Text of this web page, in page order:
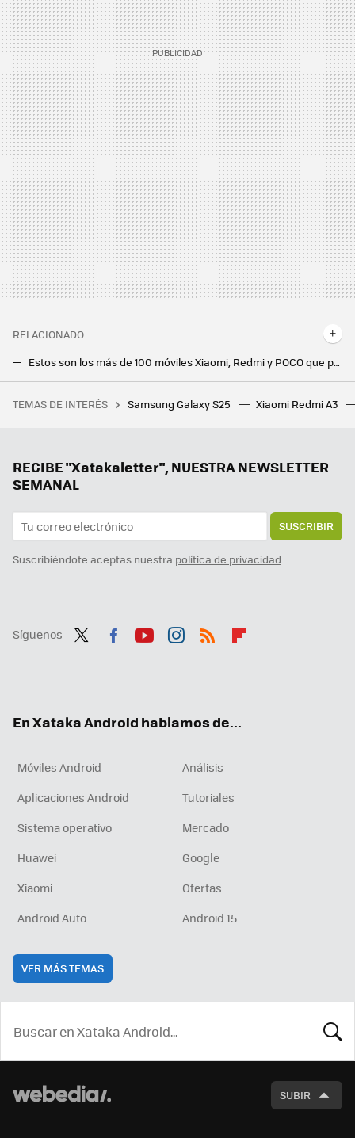
RELACIONADO
One UI 6 no llegará a todos los móviles Samsung que creíamos: el Galaxy S20 y otros modelos se quedan sin Android 14
28 autoras para informarse y reflexionar sobre videojuegos
TEMAS DE INTERÉS Samsung Galaxy S25 Xiaomi Redmi A3
RECIBE "Xatakaletter", NUESTRA NEWSLETTER
SEMANAL
SUSCRIBIR
Suscribiéndote aceptas nuestra política de privacidad
Síguenos
En Xataka Android hablamos de...
Móviles Android
Análisis
Aplicaciones Android
Tutoriales
Sistema operativo
Mercado
Huawei
Google
Xiaomi
Ofertas
Android Auto
Android 15
VER MÁS TEMAS
SUBIR